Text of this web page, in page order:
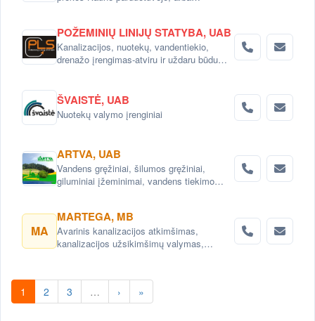
POŽEMINIŲ LINIJŲ STATYBA, UAB
Kanalizacijos, nuotekų, vandentiekio,
drenažo įrengimas-atviru ir uždaru būdu
ŠVAISTĖ, UAB
Nuotekų valymo įrenginiai
ARTVA, UAB
Vandens gręžiniai, šilumos gręžiniai,
giluminiai įžeminimai, vandens tiekimo
MA
MARTEGA, MB
Avarinis kanalizacijos atkimšimas,
kanalizacijos užsikimšimų valymas,
1 2 3 … › »